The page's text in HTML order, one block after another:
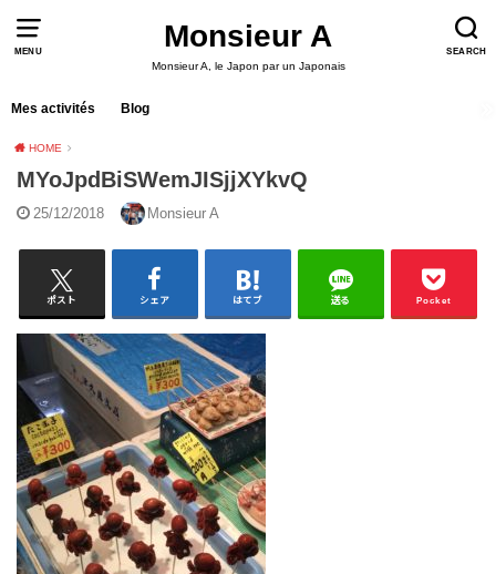
MENU SEARCH
Monsieur A
Monsieur A, le Japon par un Japonais
Mes activités Blog
HOME
MYoJpdBiSWemJISjjXYkvQ
25/12/2018 Monsieur A
ポスト シェア はてブ 送る Pocket